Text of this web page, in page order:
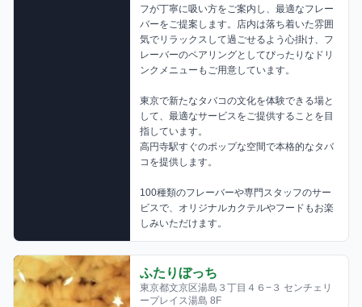
フが丁寧に吸い方をご案内し、最適なフレー
バーをご提案します。店内は落ち着いた雰囲
気でリラックスして過ごせるよう心掛け、フ
レーバーのペアリングとしてぴったりなドリ
ンクメニューもご用意しています。
東京で新たなタバコの文化を体験できる場と
して、最適なサービスをご提供することを目
指しています。
高円寺駅すぐのポップな空間で本格的なタバ
コを提供します。
100種類のフレーバーや専門スタッフのサー
ビスで、オリジナルカクテルやフードもお楽
しみいただけます。
ふたりぼっち
東京都文京区湯島３丁目４６−３ センチェリ
ープレイス湯島 8F